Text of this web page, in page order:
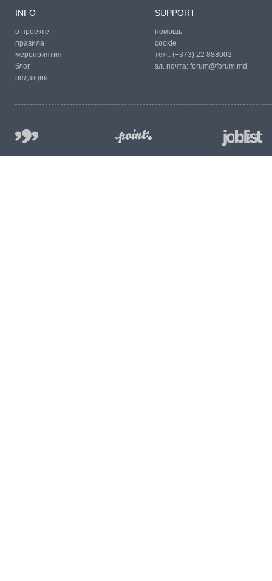
INFO
о проекте
правила
мероприятия
блог
редакция
SUPPORT
помощь
cookie
тел.: (+373) 22 888002
эл. почта: forum@forum.md